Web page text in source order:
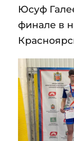
Юсуф
финале в